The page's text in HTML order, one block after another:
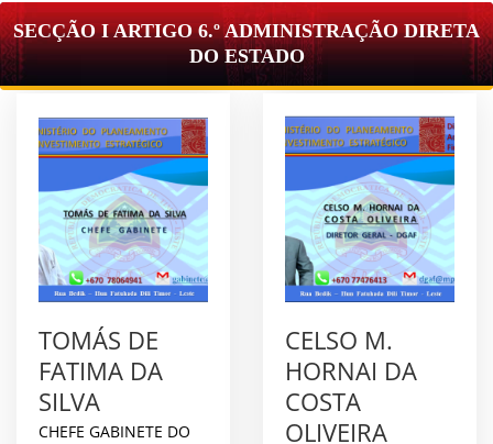
SECÇÃO I ARTIGO 6.ºADMINISTRAÇÃO DIRETA
DO ESTADO
TOMÁS DE
FATIMA DA
SILVA
CHEFE GABINETE DO
CELSO M.
HORNAI DA
COSTA
OLIVEIRA